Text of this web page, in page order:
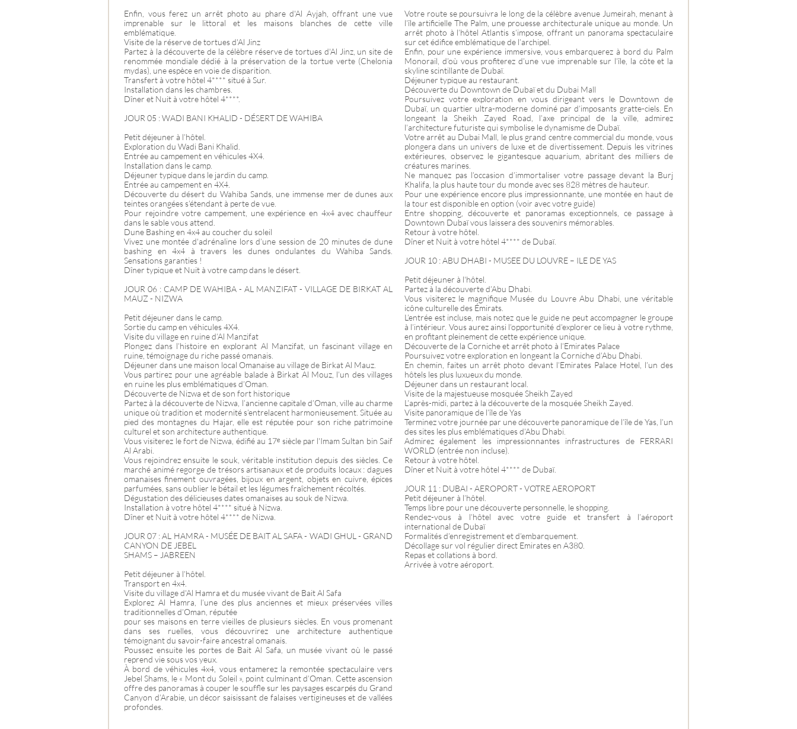
Enfin, vous ferez un arrêt photo au phare d'Al Ayjah, offrant une vue
imprenable sur le littoral et les maisons blanches de cette ville
emblématique.
Visite de la réserve de tortues d'Al Jinz
Partez à la découverte de la célèbre réserve de tortues d'Al Jinz, un site de
renommée mondiale dédié à la préservation de la tortue verte (Chelonia
mydas), une espèce en voie de disparition.
Transfert à votre hôtel 4**** situé à Sur.
Installation dans les chambres.
Dîner et Nuit à votre hôtel 4****.
JOUR 05 : WADI BANI KHALID - DÉSERT DE WAHIBA
Petit déjeuner à l’hôtel.
Exploration du Wadi Bani Khalid.
Entrée au campement en véhicules 4X4.
Installation dans le camp.
Déjeuner typique dans le jardin du camp.
Entrée au campement en 4X4.
Découverte du désert du Wahiba Sands, une immense mer de dunes aux
teintes orangées s’étendant à perte de vue.
Pour rejoindre votre campement, une expérience en 4x4 avec chauffeur
dans le sable vous attend.
Dune Bashing en 4x4 au coucher du soleil
Vivez une montée d'adrénaline lors d’une session de 20 minutes de dune
bashing en 4x4 à travers les dunes ondulantes du Wahiba Sands.
Sensations garanties !
Dîner typique et Nuit à votre camp dans le désert.
JOUR 06 : CAMP DE WAHIBA - AL MANZIFAT - VILLAGE DE BIRKAT AL
MAUZ - NIZWA
Petit déjeuner dans le camp.
Sortie du camp en véhicules 4X4.
Visite du village en ruine d’Al Manzifat
Plongez dans l’histoire en explorant Al Manzifat, un fascinant village en
ruine, témoignage du riche passé omanais.
Déjeuner dans une maison local Omanaise au village de Birkat Al Mauz.
Vous partirez pour une agréable balade à Birkat Al Mouz, l’un des villages
en ruine les plus emblématiques d’Oman.
Découverte de Nizwa et de son fort historique
Partez à la découverte de Nizwa, l’ancienne capitale d’Oman, ville au charme
unique où tradition et modernité s’entrelacent harmonieusement. Située au
pied des montagnes du Hajar, elle est réputée pour son riche patrimoine
culturel et son architecture authentique.
Vous visiterez le fort de Nizwa, édifié au 17ᵉ siècle par l'Imam Sultan bin Saif
Al Arabi.
Vous rejoindrez ensuite le souk, véritable institution depuis des siècles. Ce
marché animé regorge de trésors artisanaux et de produits locaux : dagues
omanaises finement ouvragées, bijoux en argent, objets en cuivre, épices
parfumées, sans oublier le bétail et les légumes fraîchement récoltés.
Dégustation des délicieuses dates omanaises au souk de Nizwa.
Installation à votre hôtel 4**** situé à Nizwa.
Dîner et Nuit à votre hôtel 4**** de Nizwa.
JOUR 07 : AL HAMRA - MUSÉE DE BAIT AL SAFA - WADI GHUL - GRAND
CANYON DE JEBEL
SHAMS – JABREEN
Petit déjeuner à l’hôtel.
Transport en 4x4.
Visite du village d'Al Hamra et du musée vivant de Bait Al Safa
Explorez Al Hamra, l’une des plus anciennes et mieux préservées villes
traditionnelles d’Oman, réputée
pour ses maisons en terre vieilles de plusieurs siècles. En vous promenant
dans ses ruelles, vous découvrirez une architecture authentique
témoignant du savoir-faire ancestral omanais.
Poussez ensuite les portes de Bait Al Safa, un musée vivant où le passé
reprend vie sous vos yeux.
À bord de véhicules 4x4, vous entamerez la remontée spectaculaire vers
Jebel Shams, le « Mont du Soleil », point culminant d’Oman. Cette ascension
offre des panoramas à couper le souffle sur les paysages escarpés du Grand
Canyon d’Arabie, un décor saisissant de falaises vertigineuses et de vallées
profondes.
Votre route se poursuivra le long de la célèbre avenue Jumeirah, menant à
l’île artificielle The Palm, une prouesse architecturale unique au monde. Un
arrêt photo à l’hôtel Atlantis s’impose, offrant un panorama spectaculaire
sur cet édifice emblématique de l’archipel.
Enfin, pour une expérience immersive, vous embarquerez à bord du Palm
Monorail, d’où vous profiterez d’une vue imprenable sur l’île, la côte et la
skyline scintillante de Dubaï.
Déjeuner typique au restaurant.
Découverte du Downtown de Dubaï et du Dubai Mall
Poursuivez votre exploration en vous dirigeant vers le Downtown de
Dubaï, un quartier ultra-moderne dominé par d’imposants gratte-ciels. En
longeant la Sheikh Zayed Road, l’axe principal de la ville, admirez
l’architecture futuriste qui symbolise le dynamisme de Dubaï.
Votre arrêt au Dubai Mall, le plus grand centre commercial du monde, vous
plongera dans un univers de luxe et de divertissement. Depuis les vitrines
extérieures, observez le gigantesque aquarium, abritant des milliers de
créatures marines.
Ne manquez pas l’occasion d’immortaliser votre passage devant la Burj
Khalifa, la plus haute tour du monde avec ses 828 mètres de hauteur.
Pour une expérience encore plus impressionnante, une montée en haut de
la tour est disponible en option (voir avec votre guide)
Entre shopping, découverte et panoramas exceptionnels, ce passage à
Downtown Dubaï vous laissera des souvenirs mémorables.
Retour à votre hôtel.
Dîner et Nuit à votre hôtel 4**** de Dubaï.
JOUR 10 : ABU DHABI - MUSEE DU LOUVRE – ILE DE YAS
Petit déjeuner à l'hôtel.
Partez à la découverte d’Abu Dhabi.
Vous visiterez le magnifique Musée du Louvre Abu Dhabi, une véritable
icône culturelle des Émirats.
L’entrée est incluse, mais notez que le guide ne peut accompagner le groupe
à l’intérieur. Vous aurez ainsi l’opportunité d’explorer ce lieu à votre rythme,
en profitant pleinement de cette expérience unique.
Découverte de la Corniche et arrêt photo à l’Emirates Palace
Poursuivez votre exploration en longeant la Corniche d’Abu Dhabi.
En chemin, faites un arrêt photo devant l’Emirates Palace Hotel, l’un des
hôtels les plus luxueux du monde.
Déjeuner dans un restaurant local.
Visite de la majestueuse mosquée Sheikh Zayed
L’après-midi, partez à la découverte de la mosquée Sheikh Zayed.
Visite panoramique de l’île de Yas
Terminez votre journée par une découverte panoramique de l’île de Yas, l’un
des sites les plus emblématiques d’Abu Dhabi.
Admirez également les impressionnantes infrastructures de FERRARI
WORLD (entrée non incluse).
Retour à votre hôtel.
Dîner et Nuit à votre hôtel 4**** de Dubaï.
JOUR 11 : DUBAI - AEROPORT - VOTRE AEROPORT
Petit déjeuner à l’hôtel.
Temps libre pour une découverte personnelle, le shopping.
Rendez-vous à l’hôtel avec votre guide et transfert à l’aéroport
international de Dubaï
Formalités d’enregistrement et d’embarquement.
Décollage sur vol régulier direct Emirates en A380.
Repas et collations à bord.
Arrivée à votre aéroport.